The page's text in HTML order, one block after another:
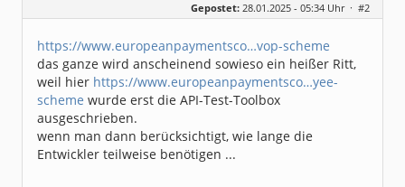
Dabei seit:
06 / 2008
Gepostet: 28.01.2025 - 05:34 Uhr · #2
https://www.europeanpaymentsco…vop-scheme
das ganze wird anscheinend sowieso ein heißer Ritt,
weil hier https://www.europeanpaymentsco…yee-
scheme wurde erst die API-Test-Toolbox
ausgeschrieben.
wenn man dann berücksichtigt, wie lange die
Entwickler teilweise benötigen ...